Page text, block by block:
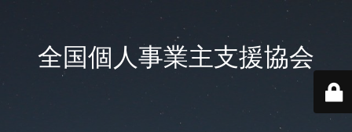
全国個人事業主支援協会